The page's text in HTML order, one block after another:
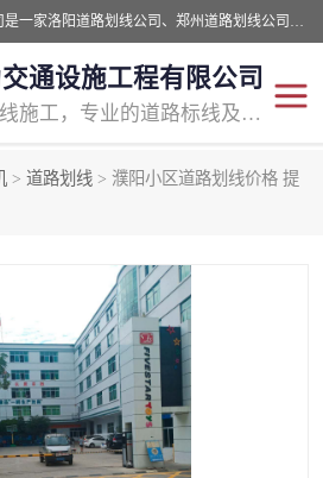
周口中为交通设施工程有限公司是一家洛阳道路划线公司、郑州道路划线公司、平顶山道路车位划线公司、开封车位划线公司、许昌道路车位划线公司、漯河道路车位划线公司，公司始终坚持“诚信、匠心、专注”的宗旨；我们的经营理念是：的服务。
通设施工程有限公司
专注道路标线施工，专业的道路标线及交通设施施工服务商!
> 道路划线 > 濮阳小区道路划线价格 提
马路标线
道路划线